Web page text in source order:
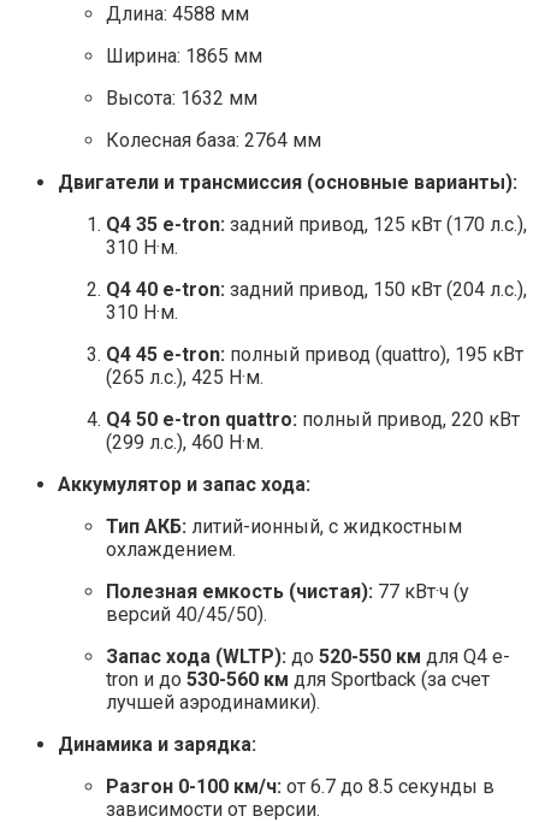
Длина: 4588 мм
Ширина: 1865 мм
Высота: 1632 мм
Колесная база: 2764 мм
Двигатели и трансмиссия (основные варианты):
Q4 35 e-tron: задний привод, 125 кВт (170 л.с.),
310 Н·м.
Q4 40 e-tron: задний привод, 150 кВт (204 л.с.),
310 Н·м.
Q4 45 e-tron: полный привод (quattro), 195 кВт
(265 л.с.), 425 Н·м.
Q4 50 e-tron quattro: полный привод, 220 кВт
(299 л.с.), 460 Н·м.
Аккумулятор и запас хода:
Тип АКБ: литий-ионный, с жидкостным
охлаждением.
Полезная емкость (чистая): 77 кВт·ч (у
версий 40/45/50).
Запас хода (WLTP): до 520-550 км для Q4 e-
tron и до 530-560 км для Sportback (за счет
лучшей аэродинамики).
Динамика и зарядка:
Разгон 0-100 км/ч: от 6.7 до 8.5 секунды в
зависимости от версии.